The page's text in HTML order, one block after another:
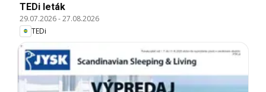
TEDi leták
29.07.2026-27.08.2026
TEDi